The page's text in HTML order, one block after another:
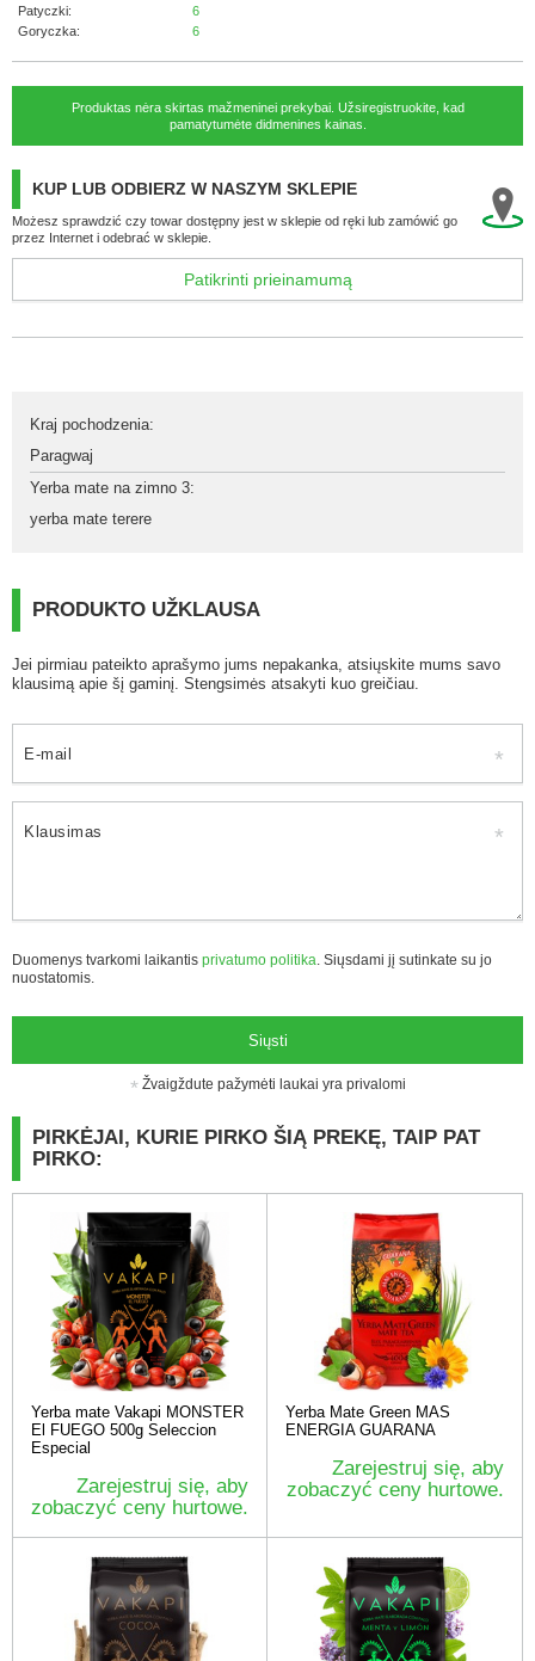
Patyczki:
6
Goryczka:
6
Produktas nėra skirtas mažmeninei prekybai. Užsiregistruokite, kad
pamatytumėte didmenines kainas.
KUP LUB ODBIERZ W NASZYM SKLEPIE
Możesz sprawdzić czy towar dostępny jest w sklepie od ręki lub zamówić go
przez Internet i odebrać w sklepie.
Patikrinti prieinamumą
Kraj pochodzenia:
Paragwaj
Yerba mate na zimno 3:
yerba mate terere
PRODUKTO UŽKLAUSA
Jei pirmiau pateikto aprašymo jums nepakanka, atsiųskite mums savo
klausimą apie šį gaminį. Stengsimės atsakyti kuo greičiau.
E-mail
Klausimas
Duomenys tvarkomi laikantis privatumo politika . Siųsdami jį sutinkate su jo
nuostatomis.
Siųsti
Žvaigždute pažymėti laukai yra privalomi
PIRKĖJAI, KURIE PIRKO ŠIĄ PREKĘ, TAIP PAT
PIRKO:
Yerba mate Vakapi MONSTER
El FUEGO 500g Seleccion
Especial
Zarejestruj się, aby
zobaczyć ceny hurtowe.
Yerba Mate Green MAS
ENERGIA GUARANA
Zarejestruj się, aby
zobaczyć ceny hurtowe.